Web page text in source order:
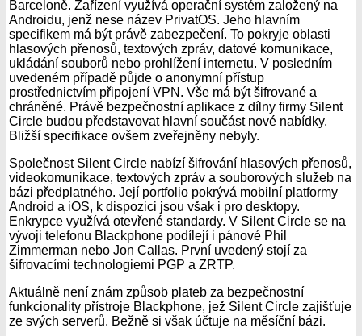
Barceloně. Zařízení využívá operační systém založený na
Androidu, jenž nese název PrivatOS. Jeho hlavním
specifikem má být právě zabezpečení. To pokryje oblasti
hlasových přenosů, textových zpráv, datové komunikace,
ukládání souborů nebo prohlížení internetu. V posledním
uvedeném případě půjde o anonymní přístup
prostřednictvím připojení VPN. Vše má být šifrované a
chráněné. Právě bezpečnostní aplikace z dílny firmy Silent
Circle budou představovat hlavní součást nové nabídky.
Bližší specifikace ovšem zveřejněny nebyly.
Společnost Silent Circle nabízí šifrování hlasových přenosů,
videokomunikace, textových zpráv a souborových služeb na
bázi předplatného. Její portfolio pokrývá mobilní platformy
Android a iOS, k dispozici jsou však i pro desktopy.
Enkrypce využívá otevřené standardy. V Silent Circle se na
vývoji telefonu Blackphone podílejí i pánové Phil
Zimmerman nebo Jon Callas. První uvedený stojí za
šifrovacími technologiemi PGP a ZRTP.
Aktuálně není znám způsob plateb za bezpečnostní
funkcionality přístroje Blackphone, jež Silent Circle zajišťuje
ze svých serverů. Bežně si však účtuje na měsíční bázi.